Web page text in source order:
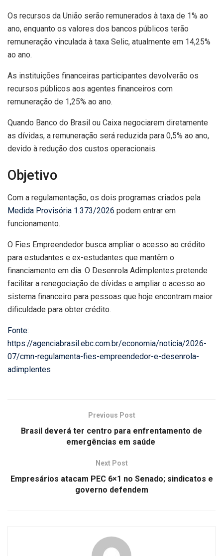
Os recursos da União serão remunerados à taxa de 1% ao
ano, enquanto os valores dos bancos públicos terão
remuneração vinculada à taxa Selic, atualmente em 14,25%
ao ano.
As instituições financeiras participantes devolverão os
recursos públicos aos agentes financeiros com
remuneração de 1,25% ao ano.
Quando Banco do Brasil ou Caixa negociarem diretamente
as dívidas, a remuneração será reduzida para 0,5% ao ano,
devido à redução dos custos operacionais.
Objetivo
Com a regulamentação, os dois programas criados pela
Medida Provisória 1.373/2026 podem entrar em
funcionamento.
O Fies Empreendedor busca ampliar o acesso ao crédito
para estudantes e ex-estudantes que mantêm o
financiamento em dia. O Desenrola Adimplentes pretende
facilitar a renegociação de dívidas e ampliar o acesso ao
sistema financeiro para pessoas que hoje encontram maior
dificuldade para obter crédito.
Fonte:
https://agenciabrasil.ebc.com.br/economia/noticia/2026-
07/cmn-regulamenta-fies-empreendedor-e-desenrola-
adimplentes
Previous Post
Brasil deverá ter centro para enfrentamento de
emergências em saúde
Next Post
Empresários atacam PEC 6×1 no Senado; sindicatos e
governo defendem